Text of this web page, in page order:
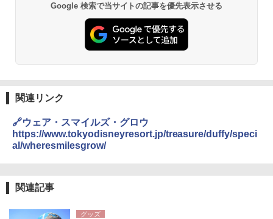
Google 検索で当サイトの記事を優先表示させる
関連リンク
🔗ウェア・スマイルズ・グロウ
https://www.tokyodisneyresort.jp/treasure/duffy/speci
al/wheresmilesgrow/
関連記事
グッズ